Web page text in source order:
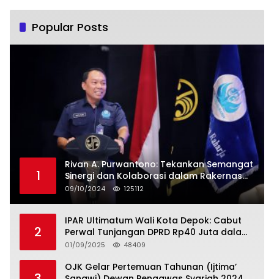
Popular Posts
1
Rivan A. Purwantono: Tekankan Semangat
Sinergi dan Kolaborasi dalam Rakernas
Serikat Pekerja Jasa Raharja
09/10/2024 125112
2
IPAR Ultimatum Wali Kota Depok: Cabut
Perwal Tunjangan DPRD Rp40 Juta dalam
5 Hari atau Hadapi Aksi Rakyat
01/09/2025 48409
OJK Gelar Pertemuan Tahunan (Ijtima’